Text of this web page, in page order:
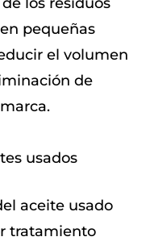
pequeñas
el volumen
de
usados
aceite usado
tratamiento